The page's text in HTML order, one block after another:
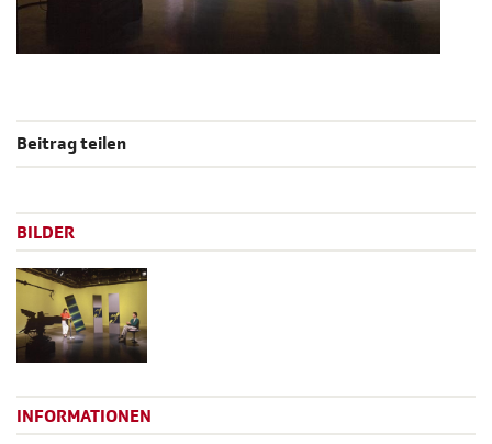
Beitrag teilen
BILDER
INFORMATIONEN